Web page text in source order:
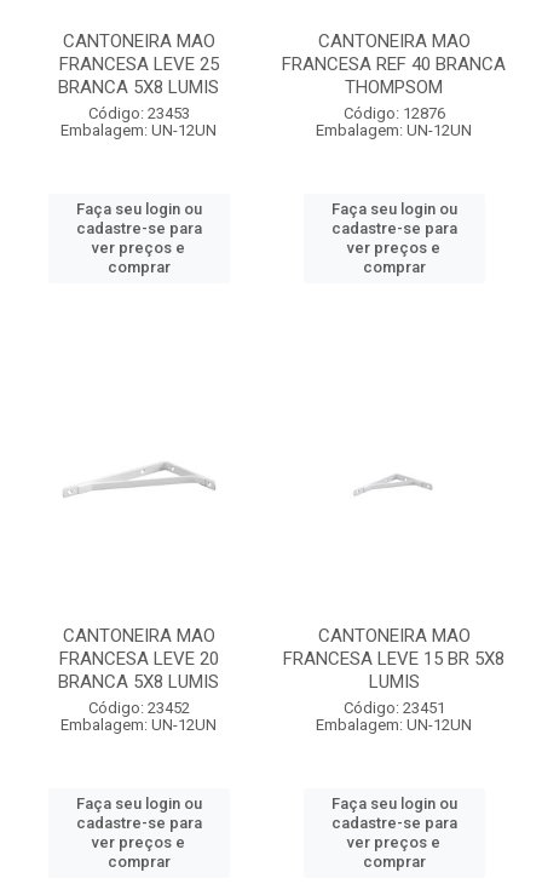
CANTONEIRA MAO
FRANCESA LEVE 25
BRANCA 5X8 LUMIS
Código: 23453
Embalagem: UN-12UN
Faça seu login ou
cadastre-se para
ver preços e
comprar
CANTONEIRA MAO
FRANCESA REF 40 BRANCA
THOMPSOM
Código: 12876
Embalagem: UN-12UN
Faça seu login ou
cadastre-se para
ver preços e
comprar
CANTONEIRA MAO
FRANCESA LEVE 20
BRANCA 5X8 LUMIS
Código: 23452
Embalagem: UN-12UN
Faça seu login ou
cadastre-se para
ver preços e
comprar
CANTONEIRA MAO
FRANCESA LEVE 15 BR 5X8
LUMIS
Código: 23451
Embalagem: UN-12UN
Faça seu login ou
cadastre-se para
ver preços e
comprar